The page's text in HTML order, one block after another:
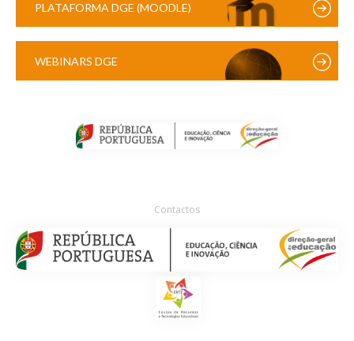
PLATAFORMA DGE (MOODLE)
WEBINARS DGE
Contactos